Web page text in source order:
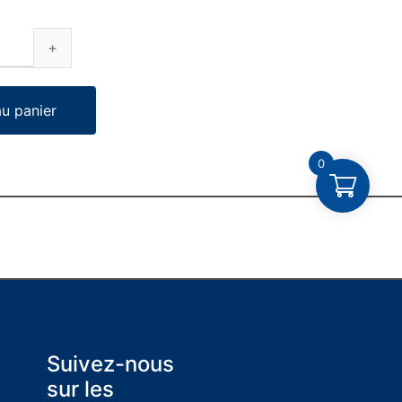
panier
Suivez-nous
sur les
0